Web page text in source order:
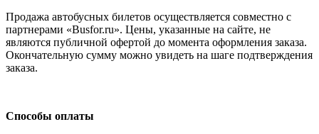
Продажа автобусных билетов осуществляется совместно с
партнерами «Busfor.ru». Цены, указанные на сайте, не
являются публичной офертой до момента оформления заказа.
Окончательную сумму можно увидеть на шаге подтверждения
заказа.
Способы оплаты